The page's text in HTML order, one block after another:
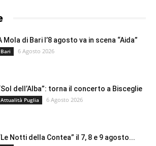
Mola di Bari l’8 agosto va in scena “Aida”
Bari 6 Agosto 2026
dell’Alba”: torna il concerto a Bisceglie
Attualità Puglia 6 Agosto 2026
Notti della Contea” il 7, 8 e 9 agosto...